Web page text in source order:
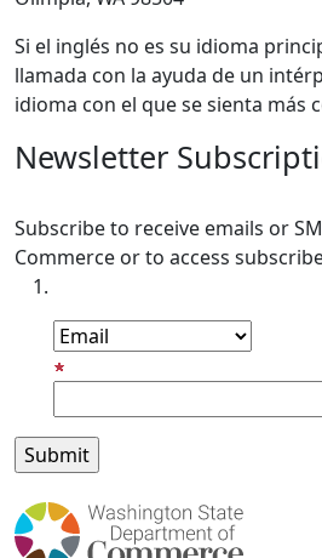
Si el inglés no es su idioma
llamada con la ayuda de un
idioma con el que se sienta más
Newsletter
Subscribe to receive emails or
Commerce or to access